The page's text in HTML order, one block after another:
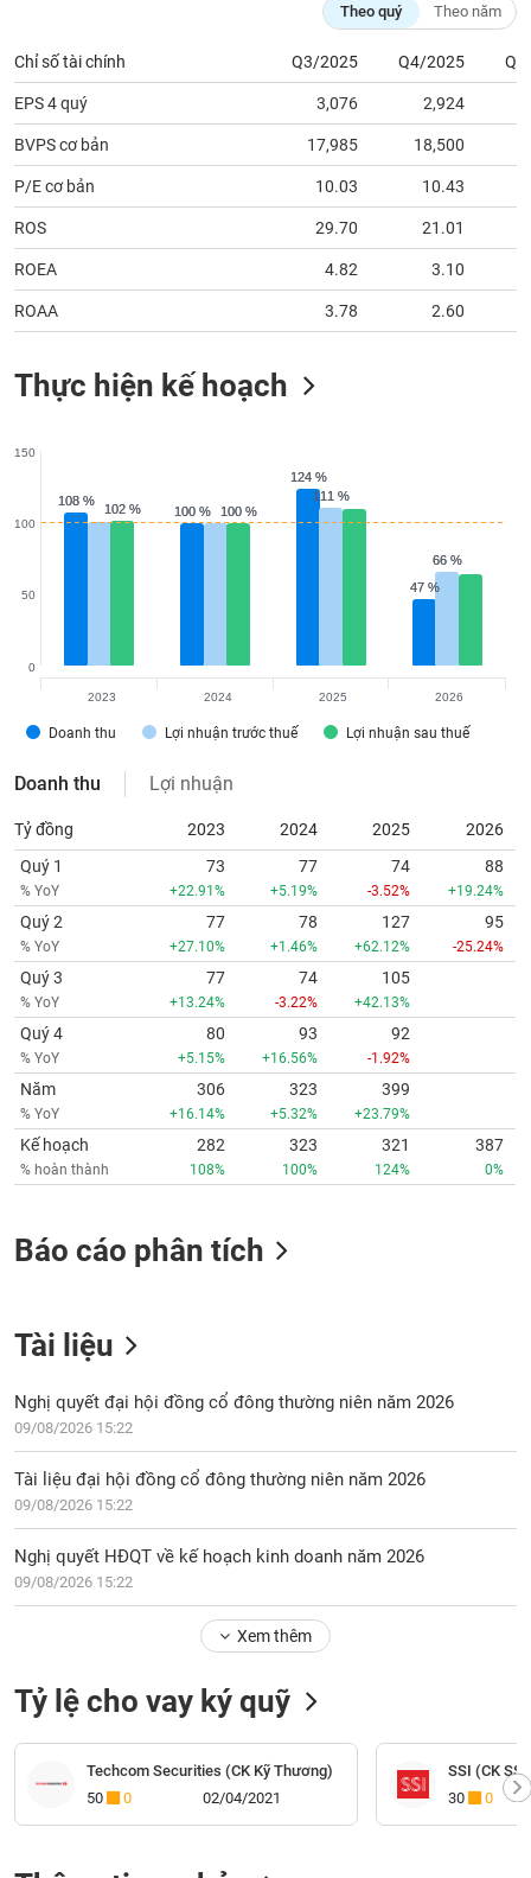
Theo quý Theo năm
Chỉ số tài chính Q3/2025 Q4/2025
EPS 4 quý 3,076 2,924
BVPS cơ bản 17,985 18,500
P/E cơ bản 10.03 10.43
ROS 29.70 21.01
ROEA 4.82 3.10
ROAA 3.78 2.60
Thực hiện kế hoạch
108 %
108 %
100 %
100 %
124 %
124 %
47 %
47 %
111 %
111 %
66 %
66 %
102 %
102 % 100 %
100 %
Doanh thu Lợi nhuận trước thuế Lợi nhuận sau thuế
0
50
100
150
2023 2024 2025 2026
Doanh thu Lợi nhuận
Tỷ đồng 2023 2024 2025
2026
Quý 1
% YoY
73
+22.91%
77
+5.19%
74
-3.52%
88
+19.24%
Quý 2
% YoY
77
+27.10%
78
+1.46%
127
+62.12%
95
-25.24%
Quý 3
% YoY
77
+13.24%
74
-3.22%
105
+42.13%
Quý 4
% YoY
80
+5.15%
93
+16.56%
92
-1.92%
Năm
% YoY
306
+16.14%
323
+5.32%
399
+23.79%
Kế hoạch
% hoàn thành
282
108%
323
100%
321
124%
387
0%
Báo cáo phân tích
Tài liệu
Nghị quyết đại hội đồng cổ đông thường niên năm 2026
09/08/2026 15:22
Tài liệu đại hội đồng cổ đông thường niên năm 2026
09/08/2026 15:22
Nghị quyết HĐQT về kế hoạch kinh doanh năm 2026
09/08/2026 15:22
Xem thêm
Tỷ lệ cho vay ký quỹ
Techcom Securities (CK Kỹ Thương)
50
0 02/04/2021
SSI (CK
30
0